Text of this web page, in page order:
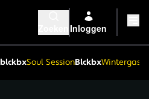
Inloggen
blckbxSoul SessionBlckbx